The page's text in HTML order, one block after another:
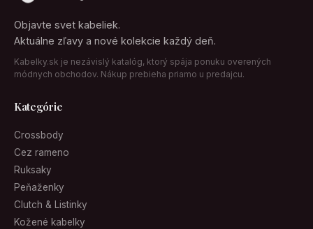
Objavte svet kabeliek.
Aktuálne zľavy a nové kolekcie každý deň.
Kabelky.sk je nezávislý katalóg, ktorý spája ponuku overených
módnych obchodov. Nákup prebieha priamo u predajcu.
Kategórie
Crossbody
Cez rameno
Ruksaky
Peňaženky
Clutch & Listinky
Kožené kabelky